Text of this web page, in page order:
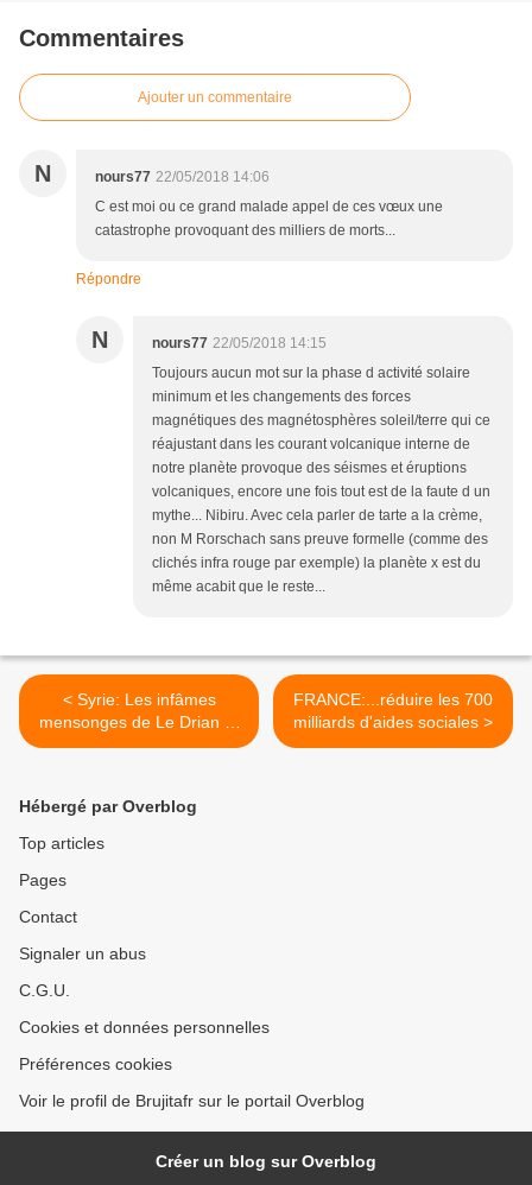
Commentaires
Ajouter un commentaire
N nours77 22/05/2018 14:06
C est moi ou ce grand malade appel de ces vœux une
catastrophe provoquant des milliers de morts...
Répondre
N nours77 22/05/2018 14:15
Toujours aucun mot sur la phase d activité solaire
minimum et les changements des forces
magnétiques des magnétosphères soleil/terre qui ce
réajustant dans les courant volcanique interne de
notre planète provoque des séismes et éruptions
volcaniques, encore une fois tout est de la faute d un
mythe... Nibiru. Avec cela parler de tarte a la crème,
non M Rorschach sans preuve formelle (comme des
clichés infra rouge par exemple) la planète x est du
même acabit que le reste...
< Syrie: Les infâmes
mensonges de Le Drian et
des médias - A relayer
FRANCE:...réduire les 700
milliards d'aides sociales >
Hébergé par Overblog
Top articles
Pages
Contact
Signaler un abus
C.G.U.
Cookies et données personnelles
Préférences cookies
Voir le profil de Brujitafr sur le portail Overblog
Créer un blog sur Overblog